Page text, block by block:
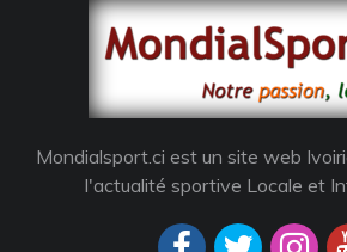
Mondialsport.ci est un site web
l'actualité sportive Locale et